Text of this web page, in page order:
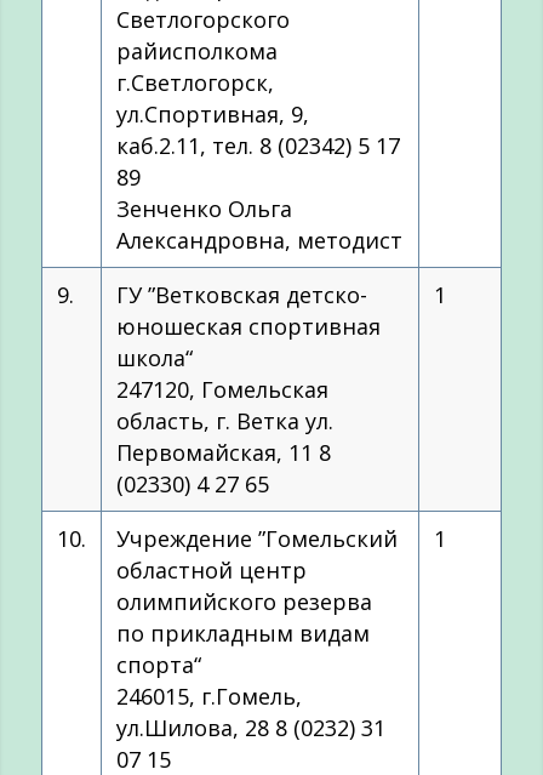
Светлогорского
райисполкома
г.Светлогорск,
ул.Спортивная, 9,
каб.2.11, тел. 8 (02342) 5 17
89
Зенченко Ольга
Александровна, методист
9.
ГУ ”Ветковская детско-
юношеская спортивная
школа“
247120, Гомельская
область, г. Ветка ул.
Первомайская, 11 8
(02330) 4 27 65
1
10.
Учреждение ”Гомельский
областной центр
олимпийского резерва
по прикладным видам
спорта“
246015, г.Гомель,
ул.Шилова, 28 8 (0232) 31
07 15
1